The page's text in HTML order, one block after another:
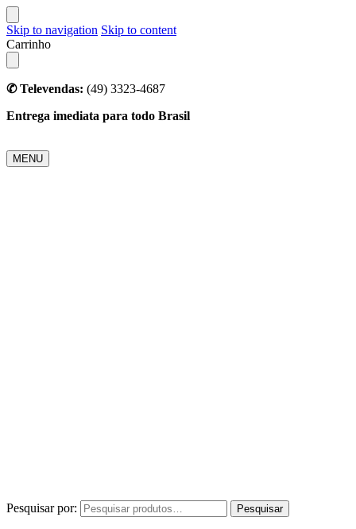
Skip to navigation Skip to content
Carrinho
✆ Televendas: (49) 3323-4687
Entrega imediata para todo Brasil
MENU
Pesquisar por: Pesquisar